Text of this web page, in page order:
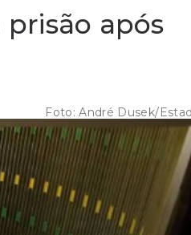
prisão após
Foto:André Dusek/